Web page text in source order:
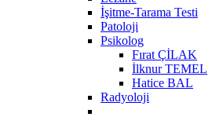
İşitme-Tarama Testi
Patoloji
Psikolog
Fırat ÇİLAK
İlknur TEMEL
Hatice BAL
Radyoloji